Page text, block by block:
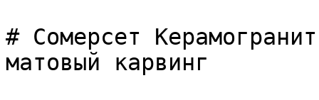
# Сомерсет
матовый карвинг